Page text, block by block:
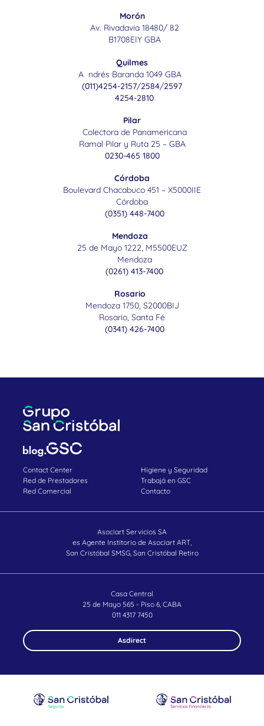
Morón
Av. Rivadavia 18480/ 82
B1708EIY GBA
Quilmes
A ndrés Baranda 1049 GBA
(011)4254-2157/2584/2597
4254-2810
Pilar
Colectora de Panamericana
Ramal Pilar y Ruta 25 – GBA
0230-465 1800
Córdoba
Boulevard Chacabuco 451 – X5000IIE
Córdoba
(0351) 448-7400
Mendoza
25 de Mayo 1222, M5500EUZ
Mendoza
(0261) 413-7400
Rosario
Mendoza 1750, S2000BIJ
Rosario, Santa Fé
(0341) 426-7400
Contact Center
Red de Prestadores
Red Comercial
Higiene y Seguridad
Trabajá en GSC
Contacto
Asociart Servicios SA
es Agente Institorio de Asociart ART,
San Cristóbal SMSG, San Cristóbal Retiro
Casa Central
25 de Mayo 565 - Piso 6, CABA
011 4317 7450
Asdirect